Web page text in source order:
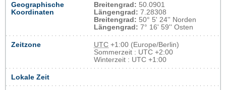
Geographische
Koordinaten
Breitengrad: 50.0901
Längengrad: 7.28308
Breitengrad: 50° 5' 24'' Norden
Längengrad: 7° 16' 59'' Osten
Zeitzone UTC +1:00 (Europe/Berlin)
Sommerzeit : UTC +2:00
Winterzeit : UTC +1:00
Lokale Zeit